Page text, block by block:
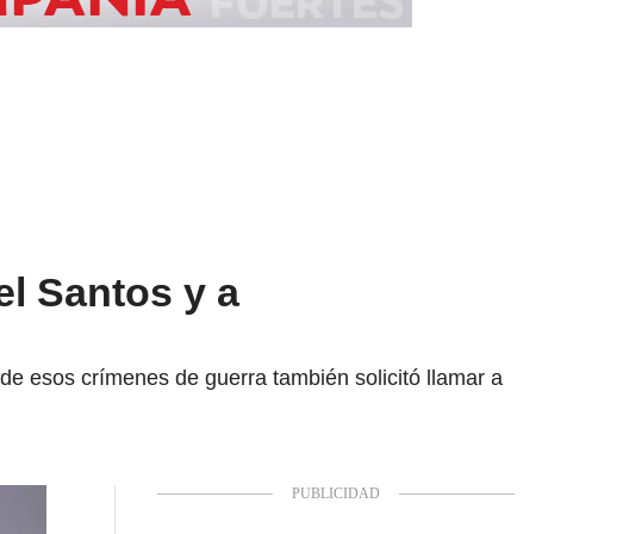
Santos y a
esos crímenes de guerra también solicitó llamar a